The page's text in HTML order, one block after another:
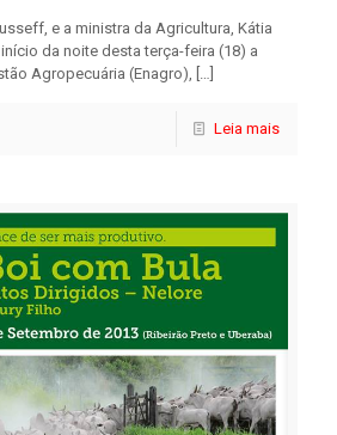
e a ministra da Agricultura, Kátia
da noite desta terça-feira (18) a
Agropecuária (Enagro), […]
Leia mais